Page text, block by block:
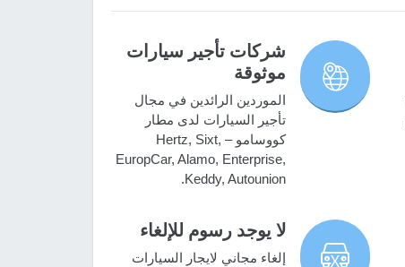
شركات تأجير سيارات
موثوقة
الموردين الرائدين في مجال
تأجير السيارات لدى مطار
كووسامو – Hertz, Sixt,
EuropCar, Alamo, Enterprise,
Keddy, Autounion.
لا يوجد رسوم للإلغاء
إلغاء مجاني لايجار السيارات